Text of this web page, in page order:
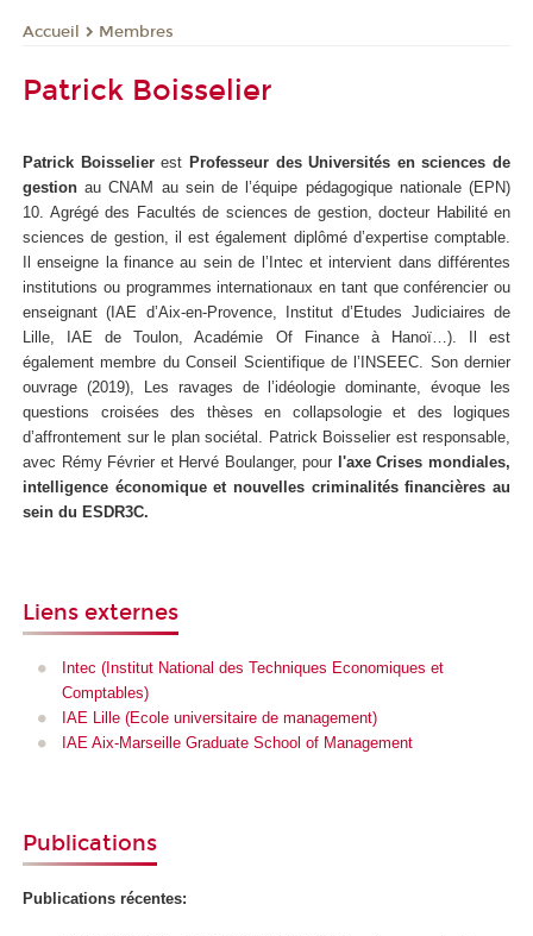
Accueil Membres
Patrick Boisselier
Patrick Boisselierest Professeur des Universités en sciences de
gestion au CNAM au sein de l’équipe pédagogique nationale (EPN)
10. Agrégé des Facultés de sciences de gestion, docteur Habilité en
sciences de gestion, il est également diplômé d’expertise comptable.
Il enseigne la finance au sein de l’Intec et intervient dans différentes
institutions ou programmes internationaux en tant que conférencier ou
enseignant (IAE d’Aix-en-Provence, Institut d’Etudes Judiciaires de
Lille, IAE de Toulon, Académie Of Finance à Hanoï…). Il est
également membre du Conseil Scientifique de l’INSEEC. Son dernier
ouvrage (2019), Les ravages de l’idéologie dominante, évoque les
questions croisées des thèses en collapsologie et des logiques
d’affrontement sur le plan sociétal. Patrick Boisselier est responsable,
avec Rémy Février et Hervé Boulanger, pour l'axe Crises mondiales,
intelligence économique et nouvelles criminalités financières au
sein du ESDR3C.
Liens externes
Intec (Institut National des Techniques Economiques et
Comptables)
IAE Lille (Ecole universitaire de management)
IAE Aix-Marseille Graduate School of Management
Publications
Publications récentes: